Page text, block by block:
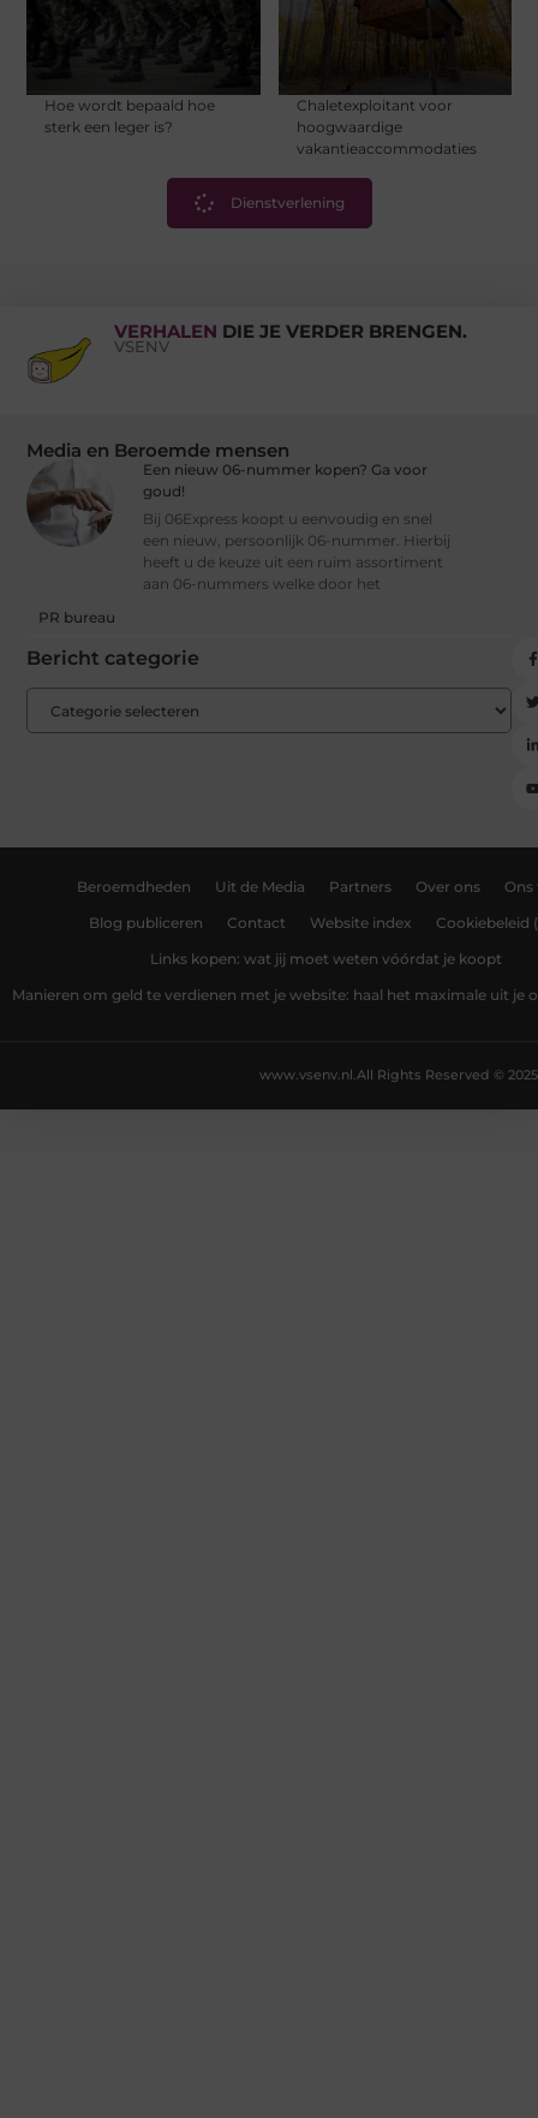
Hoe wordt bepaald hoe
sterk een leger is?
Chaletexploitant voor
hoogwaardige
vakantieaccommodaties
Dienstverlening
VERHALEN DIE JE VERDER BRENGEN.
VSENV
Media en Beroemde mensen
Een nieuw 06-nummer kopen? Ga voor
goud!
Bij 06Express koopt u eenvoudig en snel
een nieuw, persoonlijk 06-nummer. Hierbij
heeft u de keuze uit een ruim assortiment
aan 06-nummers welke door het
PR bureau
Bericht categorie
Beroemdheden Uit de Media Partners Over ons Ons
Blog publiceren Contact Website index Cookiebeleid
Links kopen: wat jij moet weten vóórdat je koopt
Manieren om geld te verdienen met je website: haal het maximale uit je
All Rights Reserved © 2025
www.vsenv.nl.